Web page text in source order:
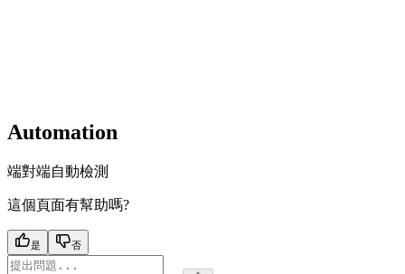
Automation
端對端自動檢測
這個頁面有幫助嗎?
是 否